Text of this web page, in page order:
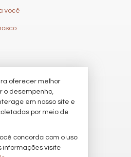
você
newsletter
oferecer melhor
o desempenho,
em nosso site e
por meio de
concorda com o uso
informações visite